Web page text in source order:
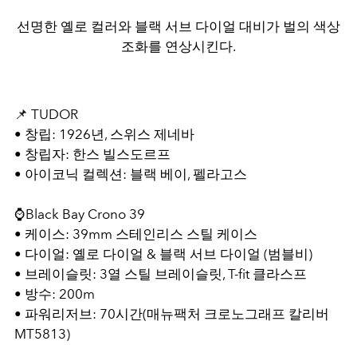
선명한 옐로 컬러와 블랙 서브 다이얼 대비가 벌의 색상
조화를 연상시킨다.
📌 TUDOR
• 창립: 1926년, 스위스 제네바
• 창립자: 한스 빌스도르프
• 아이코닉 컬렉션: 블랙 베이, 펠라고스
⌚️Black Bay Crono 39
• 케이스: 39mm 스테인리스 스틸 케이스
• 다이얼: 옐로 다이얼 & 블랙 서브 다이얼 (범블비)
• 브레이슬릿: 3열 스틸 브레이슬릿, T-fit 클라스프
• 방수: 200m
• 파워리저브: 70시간(매뉴팩처 크로노그래프 칼리버
MT5813)